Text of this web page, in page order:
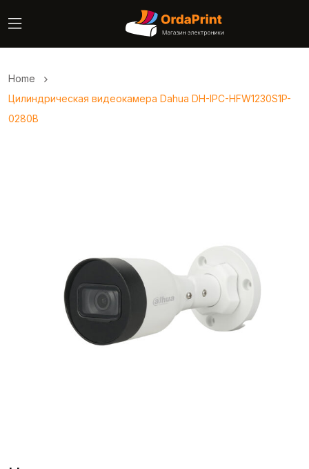
Home
Цилиндрическая видеокамера Dahua DH-IPC-HFW1230S1P-
0280B